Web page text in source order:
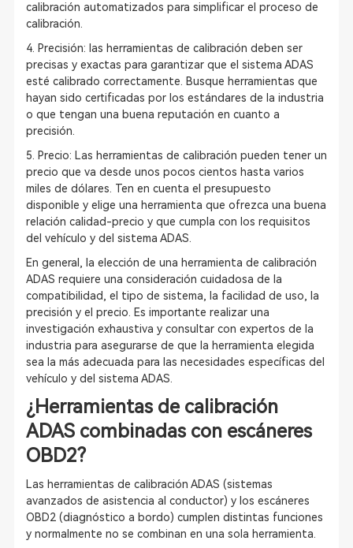
calibración automatizados para simplificar el proceso de
calibración.
4. Precisión: las herramientas de calibración deben ser
precisas y exactas para garantizar que el sistema ADAS
esté calibrado correctamente. Busque herramientas que
hayan sido certificadas por los estándares de la industria
o que tengan una buena reputación en cuanto a
precisión.
5. Precio: Las herramientas de calibración pueden tener un
precio que va desde unos pocos cientos hasta varios
miles de dólares. Ten en cuenta el presupuesto
disponible y elige una herramienta que ofrezca una buena
relación calidad-precio y que cumpla con los requisitos
del vehículo y del sistema ADAS.
En general, la elección de una herramienta de calibración
ADAS requiere una consideración cuidadosa de la
compatibilidad, el tipo de sistema, la facilidad de uso, la
precisión y el precio. Es importante realizar una
investigación exhaustiva y consultar con expertos de la
industria para asegurarse de que la herramienta elegida
sea la más adecuada para las necesidades específicas del
vehículo y del sistema ADAS.
¿Herramientas de calibración
ADAS combinadas con escáneres
OBD2?
Las herramientas de calibración ADAS (sistemas
avanzados de asistencia al conductor) y los escáneres
OBD2 (diagnóstico a bordo) cumplen distintas funciones
y normalmente no se combinan en una sola herramienta.